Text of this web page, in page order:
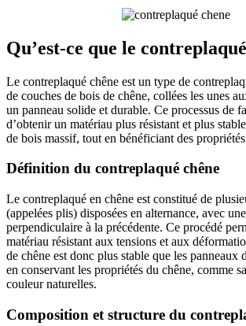
Qu’est-ce que le
Le contreplaqué chêne est un type de
de couches de bois de chêne, collées les unes
un panneau solide et durable. Ce processus de
d’obtenir un matériau plus résistant et plus
de bois massif, tout en bénéficiant des
Définition du contreplaqué chêne
Le contreplaqué en chêne est constitué de
(appelées plis) disposées en alternance, avec
perpendiculaire à la précédente. Ce procédé
matériau résistant aux tensions et aux
de chêne est donc plus stable que les panneaux
en conservant les propriétés du chêne, comme
couleur naturelles.
Composition et structure du